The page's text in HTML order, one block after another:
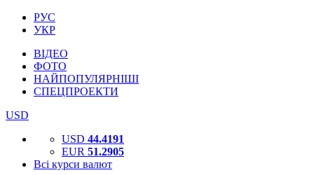
РУС
УКР
ВІДЕО
ФОТО
НАЙПОПУЛЯРНІШІ
СПЕЦПРОЕКТИ
USD
USD 44.4191
EUR 51.2905
Всі курси валют